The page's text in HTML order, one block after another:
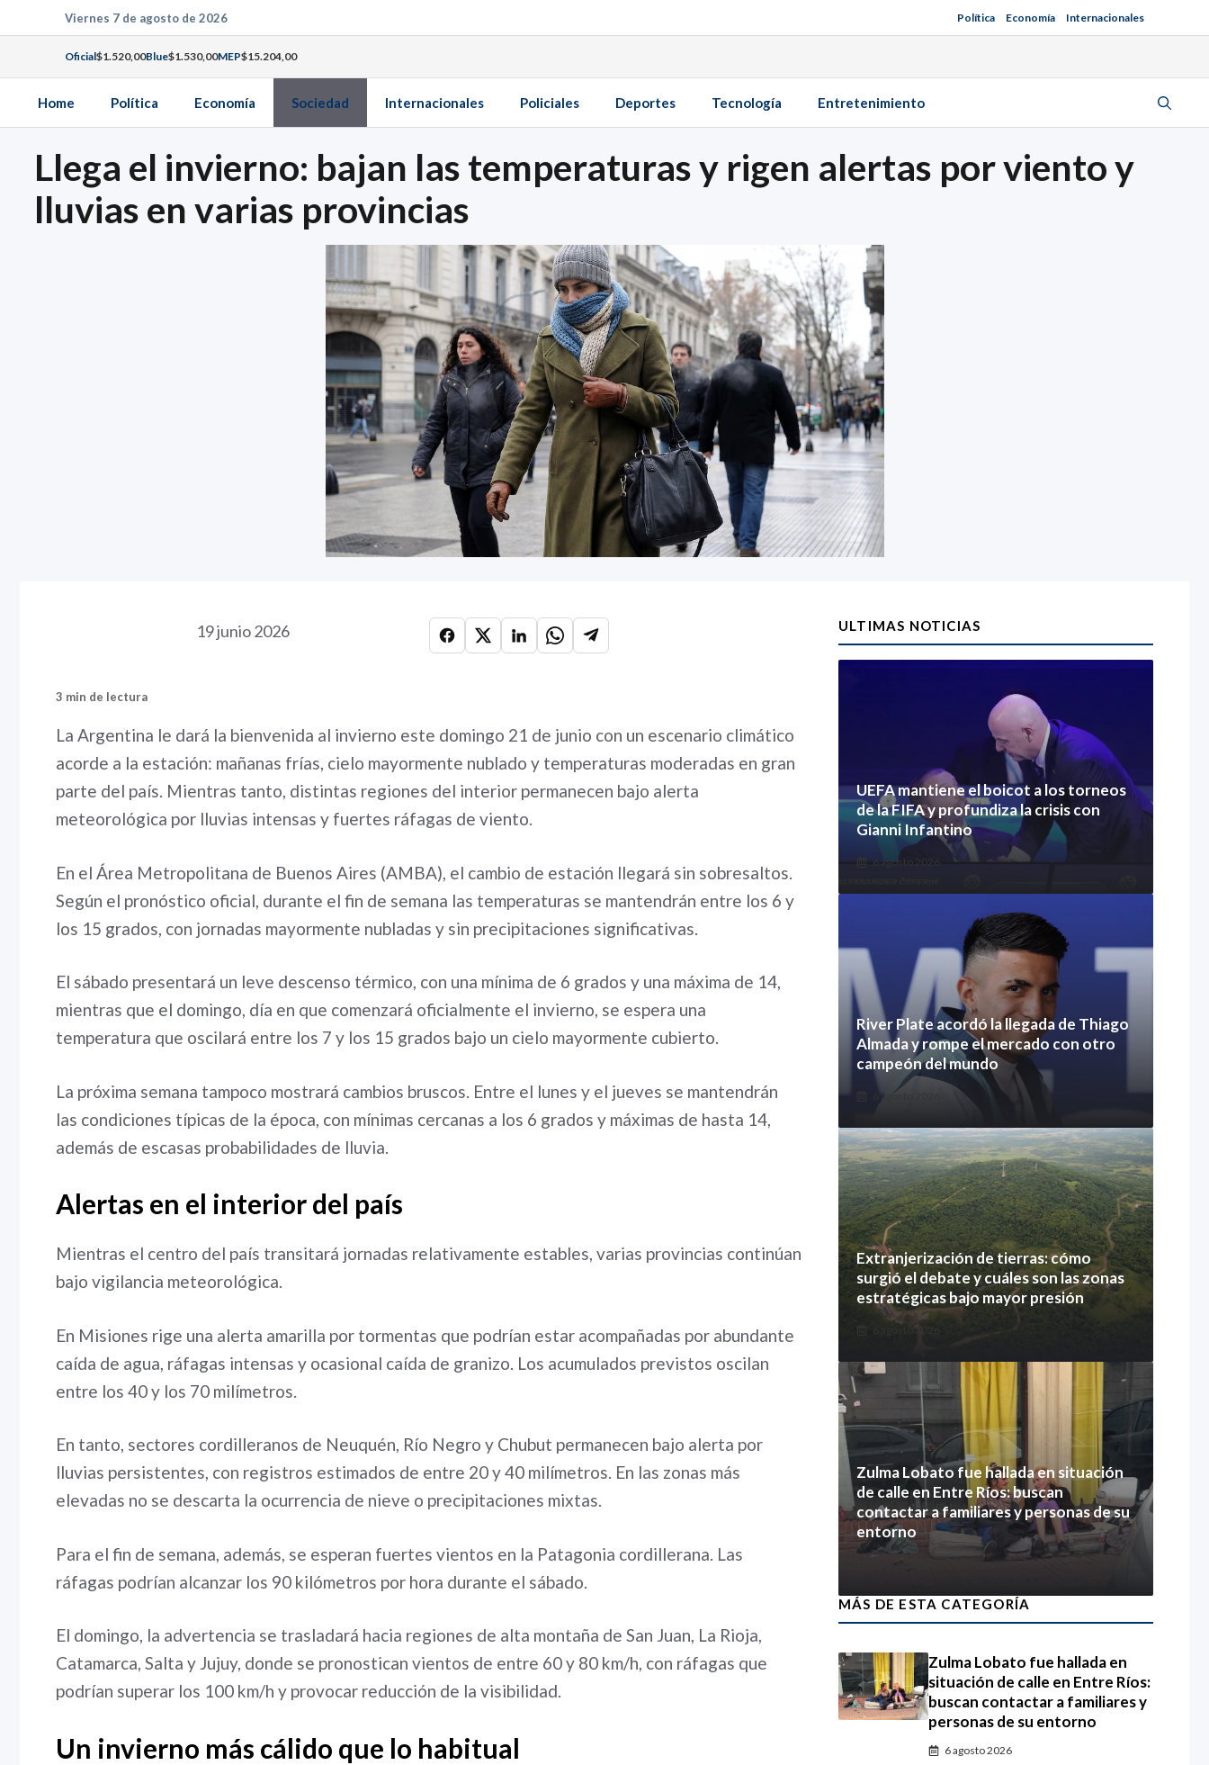
al
contenido
Viernes 7 de agosto de 2026 Política Economía Internacionales
Oficial$1.520,00Blue$1.530,00MEP$15.204,00
Home Política Economía Sociedad Internacionales Policiales Deportes Tecnología Entretenimiento
Llega el invierno: bajan las temperaturas y rigen alertas por viento y
lluvias en varias provincias
19 junio 2026
3 min de lectura
La Argentina le dará la bienvenida al invierno este domingo 21 de junio con un escenario climático
acorde a la estación: mañanas frías, cielo mayormente nublado y temperaturas moderadas en gran
parte del país. Mientras tanto, distintas regiones del interior permanecen bajo alerta
meteorológica por lluvias intensas y fuertes ráfagas de viento.
En el Área Metropolitana de Buenos Aires (AMBA), el cambio de estación llegará sin sobresaltos.
Según el pronóstico oficial, durante el fin de semana las temperaturas se mantendrán entre los 6 y
los 15 grados, con jornadas mayormente nubladas y sin precipitaciones significativas.
El sábado presentará un leve descenso térmico, con una mínima de 6 grados y una máxima de 14,
mientras que el domingo, día en que comenzará oficialmente el invierno, se espera una
temperatura que oscilará entre los 7 y los 15 grados bajo un cielo mayormente cubierto.
La próxima semana tampoco mostrará cambios bruscos. Entre el lunes y el jueves se mantendrán
las condiciones típicas de la época, con mínimas cercanas a los 6 grados y máximas de hasta 14,
además de escasas probabilidades de lluvia.
Alertas en el interior del país
Mientras el centro del país transitará jornadas relativamente estables, varias provincias continúan
bajo vigilancia meteorológica.
En Misiones rige una alerta amarilla por tormentas que podrían estar acompañadas por abundante
caída de agua, ráfagas intensas y ocasional caída de granizo. Los acumulados previstos oscilan
entre los 40 y los 70 milímetros.
En tanto, sectores cordilleranos de Neuquén, Río Negro y Chubut permanecen bajo alerta por
lluvias persistentes, con registros estimados de entre 20 y 40 milímetros. En las zonas más
elevadas no se descarta la ocurrencia de nieve o precipitaciones mixtas.
Para el fin de semana, además, se esperan fuertes vientos en la Patagonia cordillerana. Las
ráfagas podrían alcanzar los 90 kilómetros por hora durante el sábado.
El domingo, la advertencia se trasladará hacia regiones de alta montaña de San Juan, La Rioja,
Catamarca, Salta y Jujuy, donde se pronostican vientos de entre 60 y 80 km/h, con ráfagas que
podrían superar los 100 km/h y provocar reducción de la visibilidad.
Un invierno más cálido que lo habitual
ULTIMAS NOTICIAS
UEFA mantiene el boicot a los torneos
de la FIFA y profundiza la crisis con
Gianni Infantino
6 agosto 2026
River Plate acordó la llegada de Thiago
Almada y rompe el mercado con otro
campeón del mundo
6 agosto 2026
Extranjerización de tierras: cómo
surgió el debate y cuáles son las zonas
estratégicas bajo mayor presión
6 agosto 2026
Zulma Lobato fue hallada en situación
de calle en Entre Ríos: buscan
contactar a familiares y personas de su
entorno
6 agosto 2026
MÁS DE ESTA CATEGORÍA
Zulma Lobato fue hallada en
situación de calle en Entre Ríos:
buscan contactar a familiares y
personas de su entorno
6 agosto 2026